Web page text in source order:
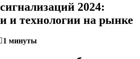
2024:
и технологии на рынке
1 минуты